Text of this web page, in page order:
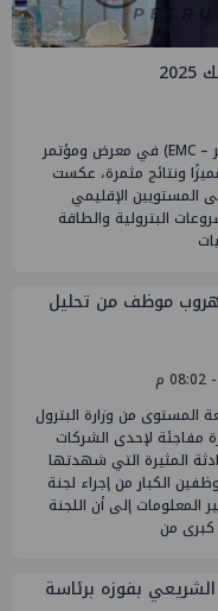
شهدت مشاركة شركة مصر للصيانة (صان مصر – EMC) في معرض ومؤتمر
“أديبك 2025” حضورًا مميزًا ونتائج مثمرة، عكست
المستويين الإقليمي
البترولية والطاقة
موظف من تحليل
المستوى من وزارة البترول
مفاجئة لإحدى الشركات
المثيرة التي شهدتها
الكبار من إجراء لجنة
المعلومات إلى أن اللجنة
من
بفوزه برئاسة